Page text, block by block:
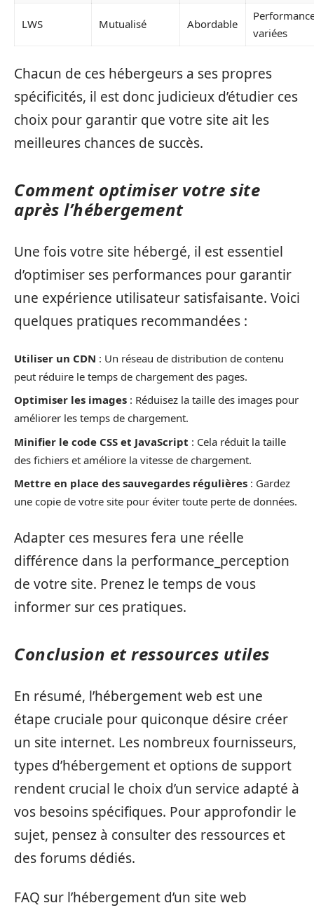
LWS Mutualisé Abordable
variées
Chacun de ces hébergeurs a ses propres
spécificités, il est donc judicieux d’étudier ces
choix pour garantir que votre site ait les
meilleures chances de succès.
Comment optimiser votre site
après l’hébergement
Une fois votre site hébergé, il est essentiel
d’optimiser ses performances pour garantir
une expérience utilisateur satisfaisante. Voici
quelques pratiques recommandées :
Utiliser un CDN : Un réseau de distribution de contenu
peut réduire le temps de chargement des pages.
Optimiser les images : Réduisez la taille des images pour
améliorer les temps de chargement.
Minifier le code CSS et JavaScript : Cela réduit la taille
des fichiers et améliore la vitesse de chargement.
Mettre en place des sauvegardes régulières : Gardez
une copie de votre site pour éviter toute perte de données.
Adapter ces mesures fera une réelle
différence dans la performance_perception
de votre site. Prenez le temps de vous
informer sur ces pratiques.
Conclusion et ressources utiles
En résumé, l’hébergement web est une
étape cruciale pour quiconque désire créer
un site internet. Les nombreux fournisseurs,
types d’hébergement et options de support
rendent crucial le choix d’un service adapté à
vos besoins spécifiques. Pour approfondir le
sujet, pensez à consulter des ressources et
des forums dédiés.
FAQ sur l’hébergement d’un site web